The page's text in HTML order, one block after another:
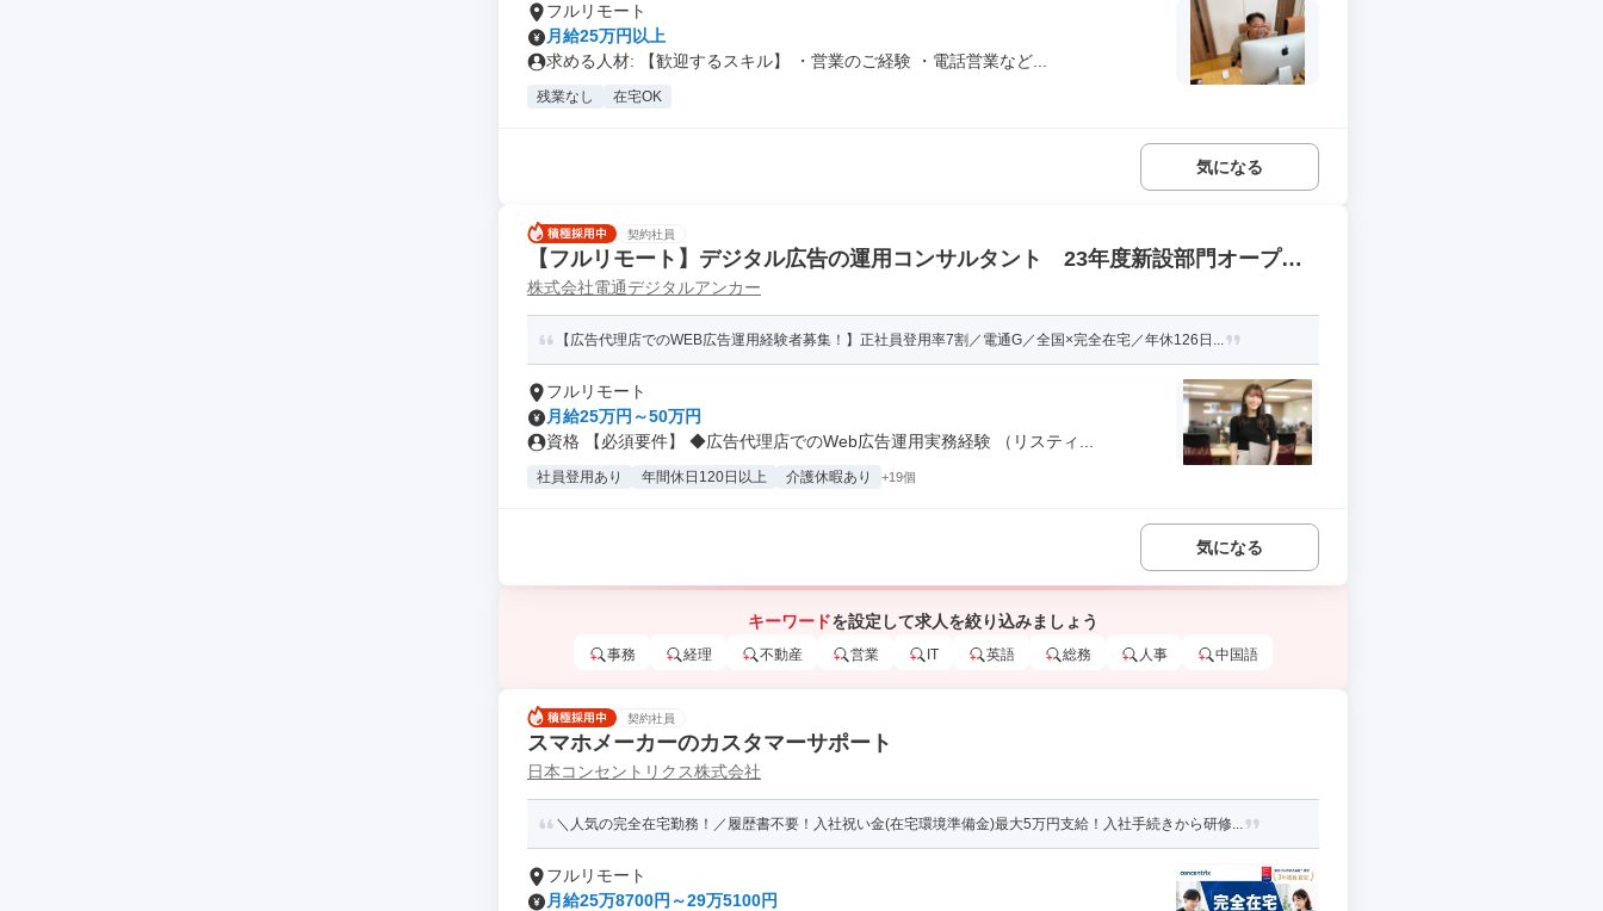
フルリモート
月給25万円以上
求める人材: 【歓迎するスキル】 ・営業のご経験 ・電話営業など...
残業なし 在宅OK
気になる
契約社員
【フルリモート】デジタル広告の運用コンサルタント 23年度新設部門オープニ
ング・部門強化
株式会社電通デジタルアンカー
【広告代理店でのWEB広告運用経験者募集！】正社員登用率7割／電通G／全国×完全在宅／年休126日...
フルリモート
月給25万円～50万円
資格 【必須要件】 ◆広告代理店でのWeb広告運用実務経験 （リスティ...
社員登用あり 年間休日120日以上 介護休暇あり +19個
気になる
キーワードを設定して求人を絞り込みましょう
事務 経理 不動産 営業 IT 英語 総務 人事 中国語
契約社員
スマホメーカーのカスタマーサポート
日本コンセントリクス株式会社
＼人気の完全在宅勤務！／履歴書不要！入社祝い金(在宅環境準備金)最大5万円支給！入社手続きから研修...
フルリモート
月給25万8700円～29万5100円